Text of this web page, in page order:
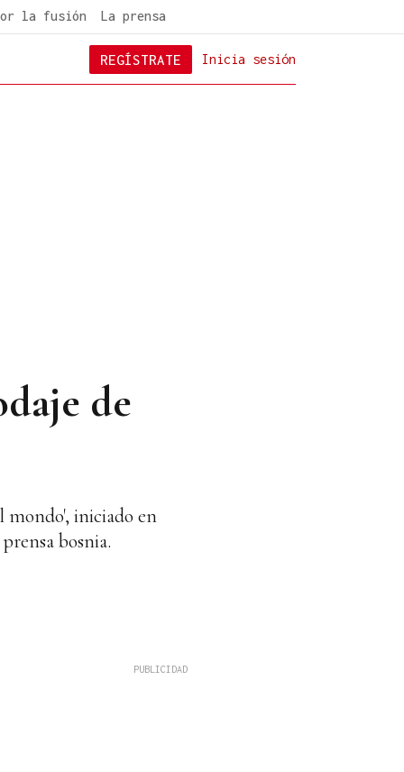
la fusión La prensa
Inicia sesión
REGÍSTRATE
de
mondo', iniciado en
bosnia.